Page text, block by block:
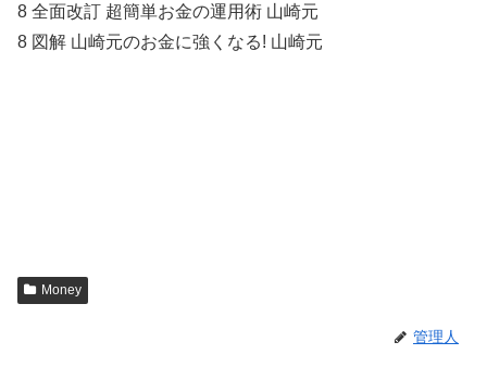
8 全面改訂 超簡単お金の運用術 山崎元
8 図解 山崎元のお金に強くなる! 山崎元
Money
管理人